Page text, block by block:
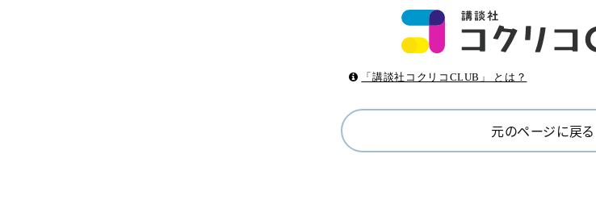
「講談社コクリコCLUB」 とは？
元のページに戻る